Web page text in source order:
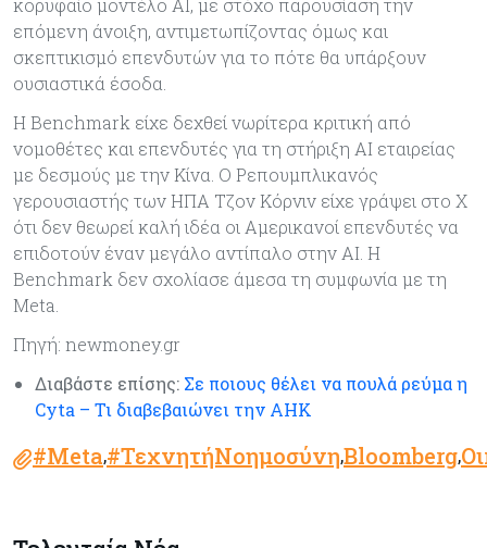
κορυφαίο μοντέλο AI, με στόχο παρουσίαση την
επόμενη άνοιξη, αντιμετωπίζοντας όμως και
σκεπτικισμό επενδυτών για το πότε θα υπάρξουν
ουσιαστικά έσοδα.
Η Benchmark είχε δεχθεί νωρίτερα κριτική από
νομοθέτες και επενδυτές για τη στήριξη AI εταιρείας
με δεσμούς με την Κίνα. Ο Ρεπουμπλικανός
γερουσιαστής των ΗΠΑ Τζον Κόρνιν είχε γράψει στο X
ότι δεν θεωρεί καλή ιδέα οι Αμερικανοί επενδυτές να
επιδοτούν έναν μεγάλο αντίπαλο στην AI. Η
Benchmark δεν σχολίασε άμεσα τη συμφωνία με τη
Meta.
Πηγή: newmoney.gr
Διαβάστε επίσης: Σε ποιους θέλει να πουλά ρεύμα η
Cyta – Τι διαβεβαιώνει την ΑΗΚ
#Meta,#ΤεχνητήΝοημοσύνη,Bloomberg,